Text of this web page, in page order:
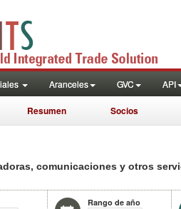
Aranceles GVC API
Resumen Socios
comunicaciones y otros
Rango de año